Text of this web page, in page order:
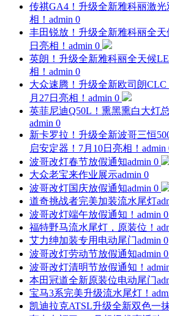
传祺GA4！升级全新雅科丽激
相！ admin 0
丰田锐放！升级全新雅科丽全
日亮相！ admin 0
英朗！升级全新雅科丽全天候
相！ admin 0
大众速腾！升级全新欧司朗
月27日亮相！ admin 0
英菲尼迪Q50L！熏黑熏白大灯
admin 0
新卡罗拉！升级全新波哥三恒
启安定器！7月10日亮相！ admin
波哥改灯春节放假通知admin 0
大众老宝来作业展示admin 0
波哥改灯国庆放假通知admin 0
道奇挑战者完美加装流水尾灯
波哥改灯端午放假通知！ admin 0
福特野马流水尾灯，原装位！
艾力绅加装专用电动尾门admin 0
波哥改灯劳动节放假通知admin 0
波哥改灯清明节放假通知！
本田冠道全新原装位电动尾门
宝马3系完美升级流水尾灯！
凯迪拉克ATSL升级全新双色一